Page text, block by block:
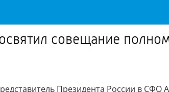
совещание
Президента России в СФО